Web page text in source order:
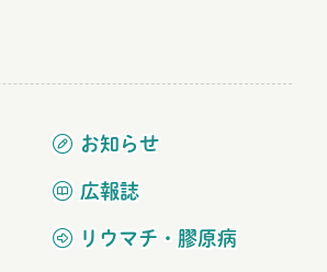
お知らせ
広報誌
リウマチ・膠原病